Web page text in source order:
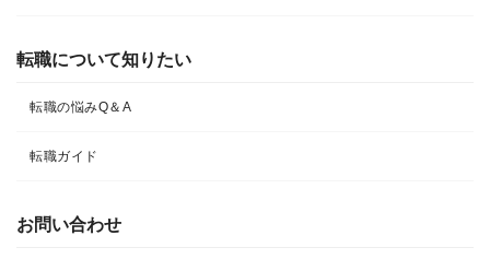
転職について知りたい​
転職の悩みQ＆A​
転職ガイド
お問い合わせ